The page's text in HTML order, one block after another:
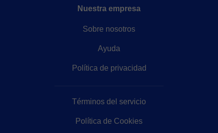
Nuestra empresa
Sobre nosotros
Ayuda
Política de privacidad
Términos del servicio
Política de Cookies